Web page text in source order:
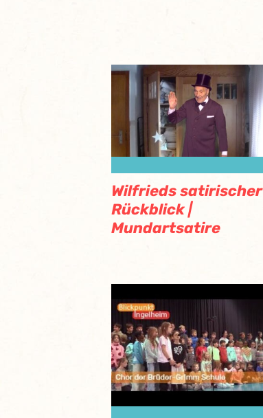
Wilfrieds satirischer
Rückblick |
Mundartsatire